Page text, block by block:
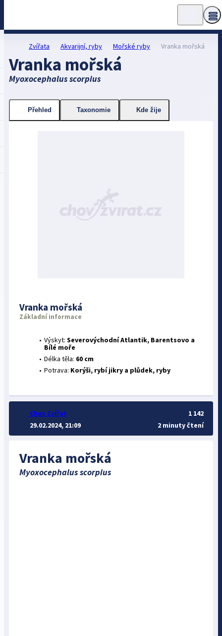
Zvířata Akvarijní, ryby Mořské ryby Vranka mořská
Vranka mořská
Myoxocephalus scorpius
Vranka mořská
Myoxocephalus scorpius
Přehled Taxonomie Kde žije
Vranka mořská
Základní informace
Výskyt: Severovýchodní Atlantik, Barentsovo a
Bílé moře
Délka těla: 60 cm
Potrava: Korýši, rybí jikry a plůdek, ryby
Chov Zvířat
29.02.2024, 21:09
1 142
2 minuty čtení